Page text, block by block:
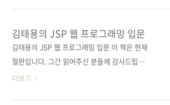
이지 700쪽 시리즈 (없음) 판 형
35,000원 ISBN 979-11-90665-18-6(93000)
키워드 스프링 / ..
을 통해 5판까지 출간되어 사랑받는 장수 스테디
셀러입니다. 《스프링 인 액션(제5판): 스프링 5
의 강력한 기능과 생산성을 활용한 웹 애플리케
스프링 5와 스프링 부트 2를 기반으로 작성되었
습니다. 이 스프링/스프링 부트 버전에서 두드러
김태용의 JSP 웹 프로그래밍 입문
김태용의 JSP 웹 프로그래밍 입문 이 책은 현재
절판입니다. 그간 읽어주신 분들께 감사드립니
다. 출판사 제이펍 저 자 김태용 감 수 정왕부 출
더보기